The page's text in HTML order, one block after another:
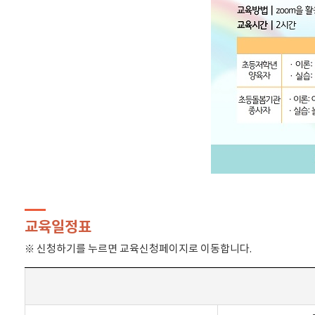
교육일정표
※ 신청하기를 누르면 교육신청페이지로 이동합니다.